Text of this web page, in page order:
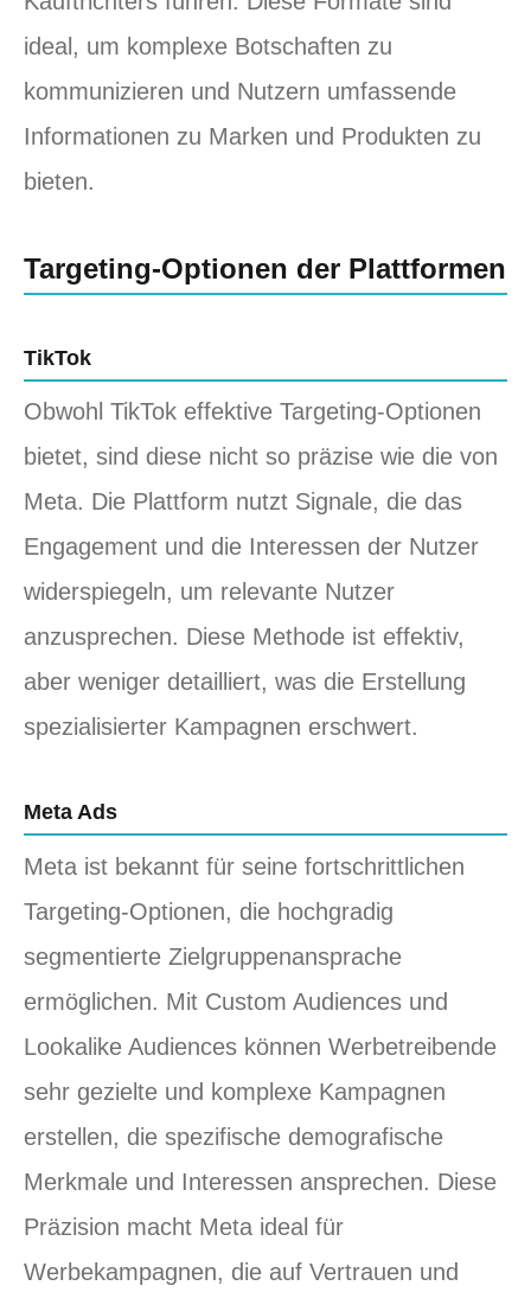
ideal, um komplexe Botschaften zu
kommunizieren und Nutzern umfassende
Informationen zu Marken und Produkten zu
bieten.
Targeting-Optionen der Plattformen
TikTok
Obwohl TikTok effektive Targeting-Optionen
bietet, sind diese nicht so präzise wie die von
Meta. Die Plattform nutzt Signale, die das
Engagement und die Interessen der Nutzer
widerspiegeln, um relevante Nutzer
anzusprechen. Diese Methode ist effektiv,
aber weniger detailliert, was die Erstellung
spezialisierter Kampagnen erschwert.
Meta Ads
Meta ist bekannt für seine fortschrittlichen
Targeting-Optionen, die hochgradig
segmentierte Zielgruppenansprache
ermöglichen. Mit Custom Audiences und
Lookalike Audiences können Werbetreibende
sehr gezielte und komplexe Kampagnen
erstellen, die spezifische demografische
Merkmale und Interessen ansprechen. Diese
Präzision macht Meta ideal für
Werbekampagnen, die auf Vertrauen und